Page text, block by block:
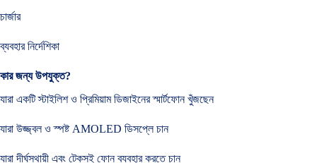
চার্জার
ব্যবহার নির্দেশিকা
কার জন্য উপযুক্ত?
যারা একটি স্টাইলিশ ও প্রিমিয়াম ডিজাইনের স্মার্টফোন খুঁজছেন
যারা উজ্জ্বল ও স্পষ্ট AMOLED ডিসপ্লে চান
যারা দীর্ঘস্থায়ী এবং টেকসই ফোন ব্যবহার করতে চান